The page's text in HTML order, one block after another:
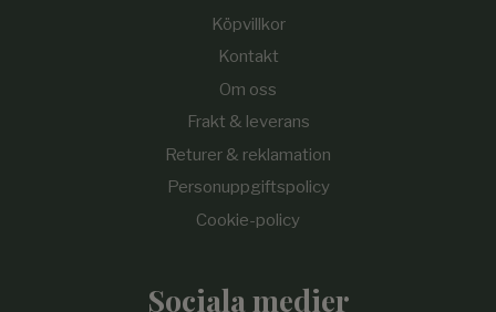
Köpvillkor
Kontakt
Om oss
Frakt & leverans
Returer & reklamation
Personuppgiftspolicy
Cookie-policy
Sociala medier